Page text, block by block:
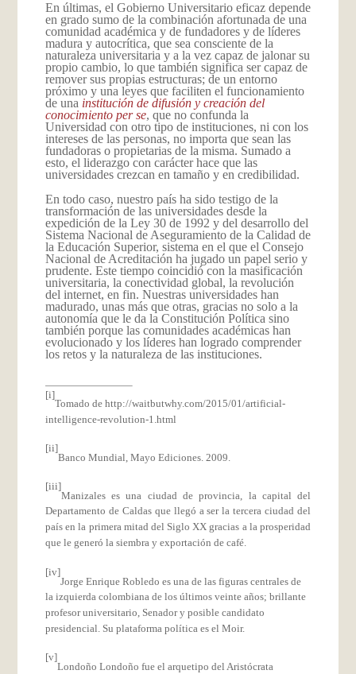
En últimas, el Gobierno Universitario eficaz depende
en grado sumo de la combinación afortunada de una
comunidad académica y de fundadores y de líderes
madura y autocrítica, que sea consciente de la
naturaleza universitaria y a la vez capaz de jalonar su
propio cambio, lo que también significa ser capaz de
remover sus propias estructuras; de un entorno
próximo y una leyes que faciliten el funcionamiento
de una institución de difusión y creación del
conocimiento per se, que no confunda la
Universidad con otro tipo de instituciones, ni con los
intereses de las personas, no importa que sean las
fundadoras o propietarias de la misma. Sumado a
esto, el liderazgo con carácter hace que las
universidades crezcan en tamaño y en credibilidad.
En todo caso, nuestro país ha sido testigo de la
transformación de las universidades desde la
expedición de la Ley 30 de 1992 y del desarrollo del
Sistema Nacional de Aseguramiento de la Calidad de
la Educación Superior, sistema en el que el Consejo
Nacional de Acreditación ha jugado un papel serio y
prudente. Este tiempo coincidió con la masificación
universitaria, la conectividad global, la revolución
del internet, en fin. Nuestras universidades han
madurado, unas más que otras, gracias no solo a la
autonomía que le da la Constitución Política sino
también porque las comunidades académicas han
evolucionado y los líderes han logrado comprender
los retos y la naturaleza de las instituciones.
[i]
Tomado de http://waitbutwhy.com/2015/01/artificial-
intelligence-revolution-1.html
[ii]
Banco Mundial, Mayo Ediciones. 2009.
[iii]
Manizales es una ciudad de provincia, la capital del
Departamento de Caldas que llegó a ser la tercera ciudad del
país en la primera mitad del Siglo XX gracias a la prosperidad
que le generó la siembra y exportación de café.
[iv]
Jorge Enrique Robledo es una de las figuras centrales de
la izquierda colombiana de los últimos veinte años; brillante
profesor universitario, Senador y posible candidato
presidencial. Su plataforma política es el Moir.
[v]
Londoño Londoño fue el arquetipo del Aristócrata